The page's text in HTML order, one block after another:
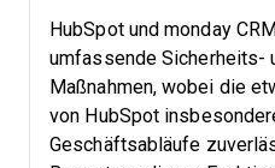
HubSpot und monday
umfassende Sicherheits-
Maßnahmen, wobei die
von HubSpot
Geschäftsabläufe